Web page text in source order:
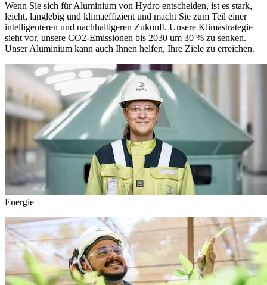
Wenn Sie sich für Aluminium von Hydro entscheiden, ist es stark,
leicht, langlebig und klimaeffizient und macht Sie zum Teil einer
intelligenteren und nachhaltigeren Zukunft. Unsere Klimastrategie
sieht vor, unsere CO2-Emissionen bis 2030 um 30 % zu senken.
Unser Aluminium kann auch Ihnen helfen, Ihre Ziele zu erreichen.
Energie